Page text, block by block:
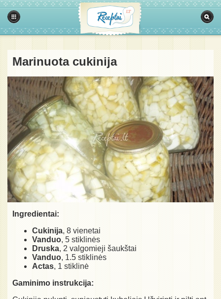
Marinuota cukinija
Ingredientai:
Cukinija, 8 vienetai
Vanduo, 5 stiklinės
Druska, 2 valgomieji šaukštai
Vanduo, 1.5 stiklinės
Actas, 1 stiklinė
Gaminimo instrukcija: